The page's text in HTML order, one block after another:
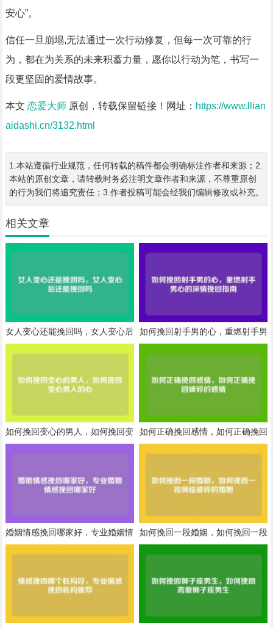
安心”。
信任一旦崩塌,无法通过一次行动修复，但每一次可靠的行
为，都在为关系的未来积蓄力量，愿你以行动为笔，书写一
段更坚固的爱情故事。
本文 恋爱大师原创，转载保留链接！网址： https://www.llian
aidashi.cn/3132.html
1.本站遵循行业规范，任何转载的稿件都会明确标注作者和来源；2.
本站的原创文章，请转载时务必注明文章作者和来源，不尊重原创
的行为我们将追究责任；3.作者投稿可能会经我们编辑修改或补充。
相关文章
女人变心还能挽回吗，女人变心后
还能挽回吗
如何挽回射手男的心，重燃射手男
心的深情挽回指南
如何挽回变心的男人，如何挽回变
心男人的心
如何正确挽回感情，如何正确挽回
破碎的感情
婚姻情感挽回哪家好，专业婚姻情
感挽回哪家好
如何挽回一段婚姻，如何挽回一段
濒临破碎的婚姻